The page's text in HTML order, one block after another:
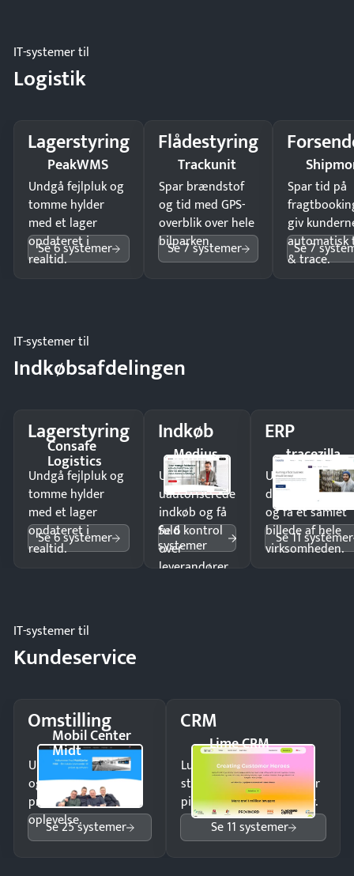
IT-systemer til
Logistik
Lagerstyring
PeakWMS
Undgå fejlpluk og
tomme hylder
med et lager
opdateret i
realtid.
Se 6 systemer
Flådestyring
Trackunit
Spar brændstof
og tid med GPS-
overblik over hele
bilparken.
Se 7 systemer
Spar tid på
giv
automatisk
& trace.
Se 7
IT-systemer til
Indkøbsafdelingen
Lagerstyring
Consafe
Logistics
Undgå fejlpluk og
tomme hylder
med et lager
opdateret i
realtid.
Se 6 systemer
Indkøb
Medius
Undgå
uautoriserede
indkøb og få
fuld kontrol
over
leverandører
Se 6
systemer
ERP
tracezilla
Undgå
og få ét samlet
billede af hele
virksomheden.
Se 11 systemer
IT-systemer til
Kundeservice
Omstilling
Mobil Center
Midt
Undgå tabte opkald
og giv kunderne en
professionel
oplevelse.
Se 25 systemer
CRM
Lime CRM
Luk flere salg med et
struktureret overblik over
pipeline og opfølgninger.
Se 11 systemer